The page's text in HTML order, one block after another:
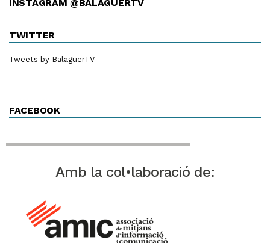
INSTAGRAM @BALAGUERTV
TWITTER
Tweets by BalaguerTV
FACEBOOK
Amb la col•laboració de: